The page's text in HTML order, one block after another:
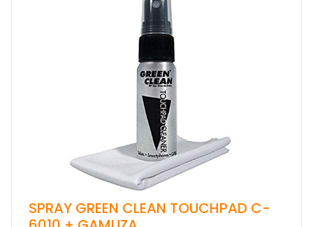
SPRAY GREEN CLEAN TOUCHPAD C-